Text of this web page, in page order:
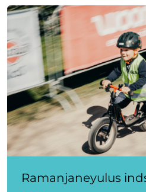
Ramanjaneyulus